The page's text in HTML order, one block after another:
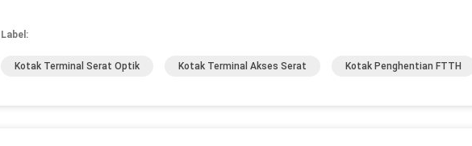
Label:
Kotak Terminal Serat Optik Kotak Terminal Akses Serat Kotak Penghentian FTTH